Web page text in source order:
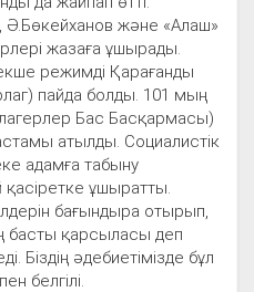
және «Алаш»
жазаға ұшырады.
режимді Қарағанды
пайда болды. 101 мың
Бас Басқармасы)
атылды. Социалистік
адамға табыну
ұшыратты.
бағындыра отырып,
басты қарсыласы деп
Біздің әдебиетімізде бұл
белгілі.